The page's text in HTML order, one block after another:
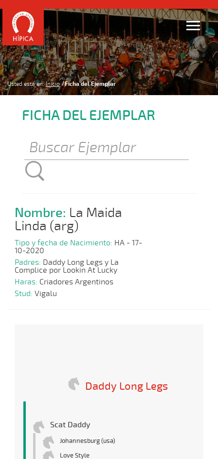
Usted está en: Inicio Ficha del Ejemplar
FICHA DEL EJEMPLAR
Nombre: La Maida
Linda (arg)
Tipo y fecha de Nacimiento: HA - 17-
10-2020
Padres: Daddy Long Legs y La
Complice por Lookin At Lucky
Haras: Criadores Argentinos
Stud: Vigalu
Daddy Long Legs
Scat Daddy
Johannesburg (usa)
Love Style